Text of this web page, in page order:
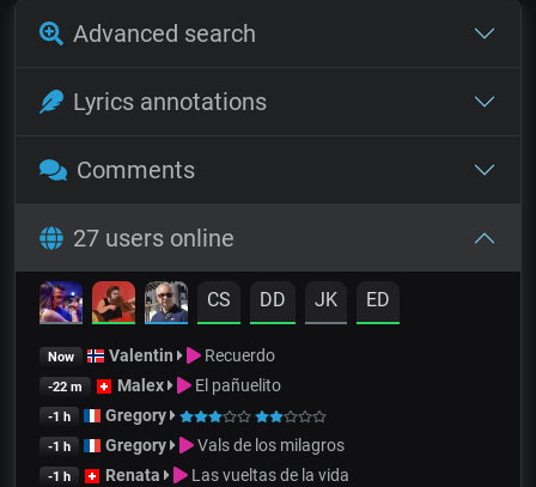
Advanced search
Lyrics annotations
Comments
27 users online
CS DD JK ED
Now Valentin Recuerdo
-22 m Malex El pañuelito
-1 h Gregory
-1 h Gregory Vals de los milagros
-1 h Renata Las vueltas de la vida